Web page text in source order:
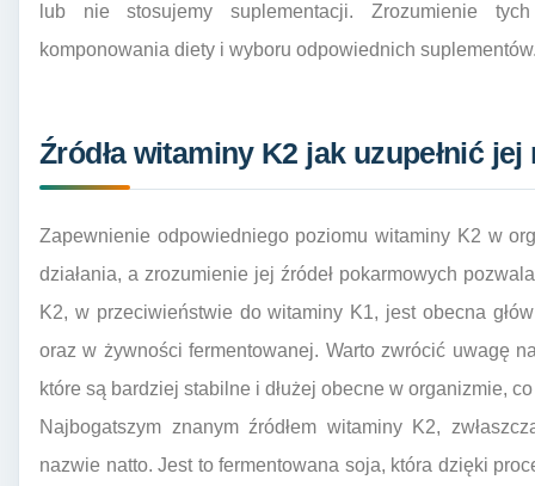
lub nie stosujemy suplementacji. Zrozumienie
komponowania diety i wyboru odpowiednich
Źródła witaminy K2 jak uzupełnić
Zapewnienie odpowiedniego poziomu witaminy K2 w
działania, a zrozumienie jej źródeł pokarmowych
K2, w przeciwieństwie do witaminy K1, jest obecna
oraz w żywności fermentowanej. Warto zwrócić uwagę
które są bardziej stabilne i dłużej obecne w organizmie,
Najbogatszym znanym źródłem witaminy K2,
nazwie natto. Jest to fermentowana soja, która dzięki